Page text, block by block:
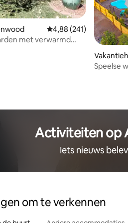
Gemiddelde
4,88 (241)
met verwarmd
Speelse
Activiteiten op
Iets nieuws
om te verkennen